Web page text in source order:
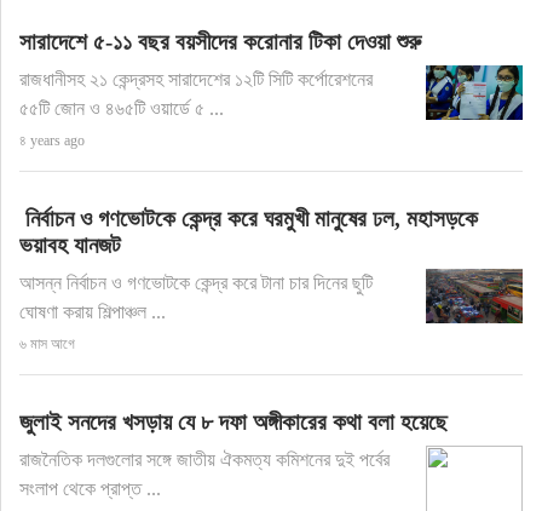
সারাদেশে ৫-১১ বছর বয়সীদের করোনার টিকা দেওয়া শুরু
রাজধানীসহ ২১ কেন্দ্রসহ সারাদেশের ১২টি সিটি কর্পোরেশনের
৫৫টি জোন ও ৪৬৫টি ওয়ার্ডে ৫ ...
৪ years ago
নির্বাচন ও গণভোটকে কেন্দ্র করে ঘরমুখী মানুষের ঢল, মহাসড়কে
ভয়াবহ যানজট
আসন্ন নির্বাচন ও গণভোটকে কেন্দ্র করে টানা চার দিনের ছুটি
ঘোষণা করায় শিল্পাঞ্চল ...
৬ মাস আগে
জুলাই সনদের খসড়ায় যে ৮ দফা অঙ্গীকারের কথা বলা হয়েছে
রাজনৈতিক দলগুলোর সঙ্গে জাতীয় ঐকমত্য কমিশনের দুই পর্বের
সংলাপ থেকে প্রাপ্ত ...